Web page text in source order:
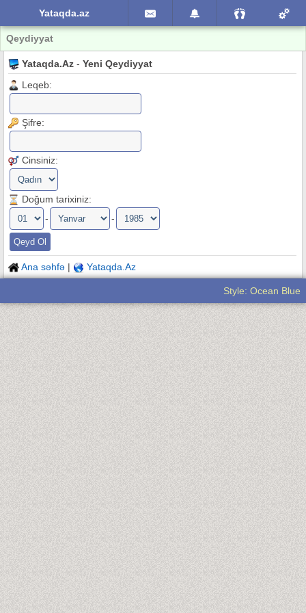
Yataqda.az
Qeydiyyat
Yataqda.Az - Yeni Qeydiyyat
Leqeb:
Şifre:
Cinsiniz:
Doğum tarixiniz:
-
-
Ana səhfə | Yataqda.Az
Style: Ocean Blue